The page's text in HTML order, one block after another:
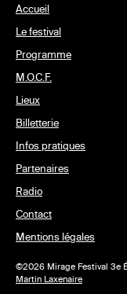
Accueil
Le festival
Programme
M.O.C.F.
Lieux
Billetterie
Infos pratiques
Partenaires
Radio
Contact
Mentions légales
©2026 Mirage Festival 3e
Martin Laxenaire